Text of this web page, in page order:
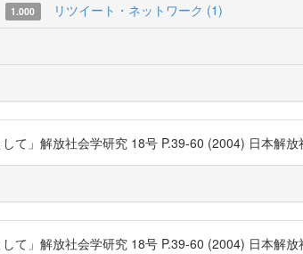
1.000 リツイート・ネットワーク (1)
て」解放社会学研究 18号 P.39-60 (2004) 日本解
て」解放社会学研究 18号 P.39-60 (2004) 日本解